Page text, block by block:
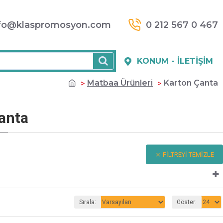
0 212 567 0 467
KONUM - İLETIŞIM
Matbaa Ürünleri Karton Çanta
FILTREYI TEMIZLE
Sırala: Göster: